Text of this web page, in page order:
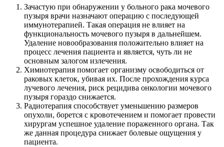
Зачастую при обнаружении у больного рака мочевого
пузыря врачи назначают операцию с последующей
иммунотерапией. Такая операция не влияет на
функциональность мочевого пузыря в дальнейшем.
Удаление новообразования положительно влияет на
процесс лечения пациента и является, чуть ли не
основным залогом излечения.
Химиотерапия помогает организму освободиться от
раковых клеток, убивая их. После прохождения курса
лучевого лечения, риск рецидива онкологии мочевого
пузыря гораздо снижается.
Радиотерапия способствует уменьшению размеров
опухоли, борется с кровотечением и помогает провести
хирургам успешное удаление пораженного органа. Так
же данная процедура снижает болевые ощущения у
пациента.